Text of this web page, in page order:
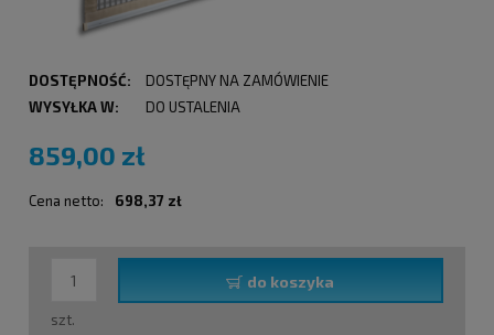
DOSTĘPNOŚĆ:
DOSTĘPNY NA ZAMÓWIENIE
WYSYŁKA W:
DO USTALENIA
859,00 zł
Cena netto: 698,37 zł
szt.
do koszyka